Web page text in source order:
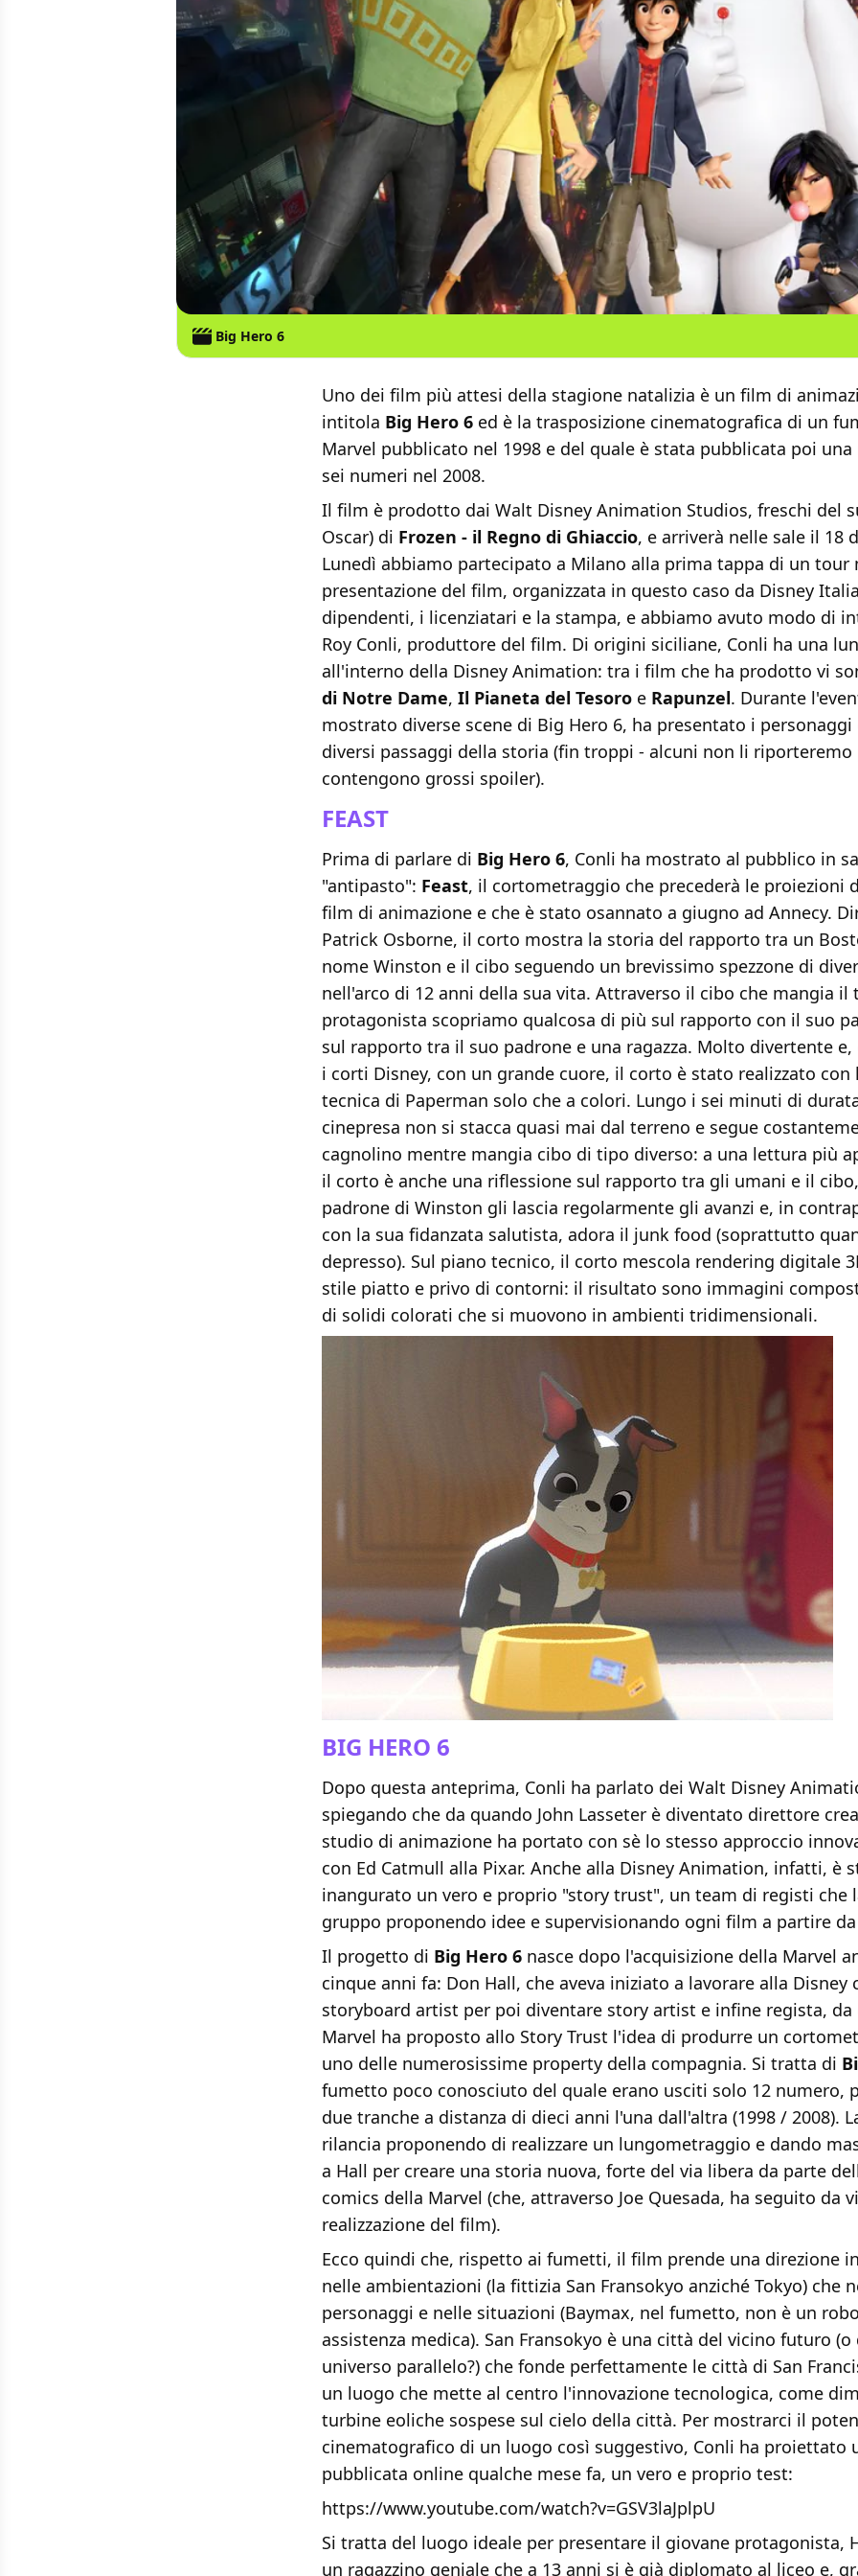
Big Hero 6
Uno dei film più attesi della stagione natalizia è un film di
intitola Big Hero 6 ed è la trasposizione cinematografica di un
Marvel pubblicato nel 1998 e del quale è stata pubblicata poi
sei numeri nel 2008.
Il film è prodotto dai Walt Disney Animation Studios, freschi del
Oscar) di Frozen - il Regno di Ghiaccio, e arriverà nelle sale il 18
Lunedì abbiamo partecipato a Milano alla prima tappa di un tour
presentazione del film, organizzata in questo caso da Disney
dipendenti, i licenziatari e la stampa, e abbiamo avuto modo di
Roy Conli, produttore del film. Di origini siciliane, Conli ha una
all'interno della Disney Animation: tra i film che ha prodotto vi
di Notre Dame, Il Pianeta del Tesoro e Rapunzel. Durante
mostrato diverse scene di Big Hero 6, ha presentato i personaggi
diversi passaggi della storia (fin troppi - alcuni non li riporteremo
contengono grossi spoiler).
FEAST
Prima di parlare di Big Hero 6, Conli ha mostrato al pubblico in
"antipasto": Feast, il cortometraggio che precederà le proiezioni
film di animazione e che è stato osannato a giugno ad Annecy.
Patrick Osborne, il corto mostra la storia del rapporto tra un
nome Winston e il cibo seguendo un brevissimo spezzone di
nell'arco di 12 anni della sua vita. Attraverso il cibo che mangia il
protagonista scopriamo qualcosa di più sul rapporto con il suo
sul rapporto tra il suo padrone e una ragazza. Molto divertente
i corti Disney, con un grande cuore, il corto è stato realizzato con
tecnica di Paperman solo che a colori. Lungo i sei minuti di
cinepresa non si stacca quasi mai dal terreno e segue
cagnolino mentre mangia cibo di tipo diverso: a una lettura più
il corto è anche una riflessione sul rapporto tra gli umani e il
padrone di Winston gli lascia regolarmente gli avanzi e, in
con la sua fidanzata salutista, adora il junk food (soprattutto
depresso). Sul piano tecnico, il corto mescola rendering digitale
stile piatto e privo di contorni: il risultato sono immagini
di solidi colorati che si muovono in ambienti tridimensionali.
BIG HERO 6
Dopo questa anteprima, Conli ha parlato dei Walt Disney
spiegando che da quando John Lasseter è diventato direttore
studio di animazione ha portato con sè lo stesso approccio
con Ed Catmull alla Pixar. Anche alla Disney Animation, infatti, è
inangurato un vero e proprio "story trust", un team di registi che
gruppo proponendo idee e supervisionando ogni film a partire
Il progetto di Big Hero 6 nasce dopo l'acquisizione della Marvel
cinque anni fa: Don Hall, che aveva iniziato a lavorare alla Disney
storyboard artist per poi diventare story artist e infine regista, da
Marvel ha proposto allo Story Trust l'idea di produrre un
uno delle numerosissime property della compagnia. Si tratta di
fumetto poco conosciuto del quale erano usciti solo 12 numero,
due tranche a distanza di dieci anni l'una dall'altra (1998 / 2008).
rilancia proponendo di realizzare un lungometraggio e dando
a Hall per creare una storia nuova, forte del via libera da parte
comics della Marvel (che, attraverso Joe Quesada, ha seguito da
realizzazione del film).
Ecco quindi che, rispetto ai fumetti, il film prende una direzione
nelle ambientazioni (la fittizia San Fransokyo anziché Tokyo) che
personaggi e nelle situazioni (Baymax, nel fumetto, non è un
assistenza medica). San Fransokyo è una città del vicino futuro (o
universo parallelo?) che fonde perfettamente le città di San
un luogo che mette al centro l'innovazione tecnologica, come
turbine eoliche sospese sul cielo della città. Per mostrarci il
cinematografico di un luogo così suggestivo, Conli ha proiettato
pubblicata online qualche mese fa, un vero e proprio test:
https://www.youtube.com/watch?v=GSV3laJplpU
Si tratta del luogo ideale per presentare il giovane protagonista,
un ragazzino geniale che a 13 anni si è già diplomato al liceo e,